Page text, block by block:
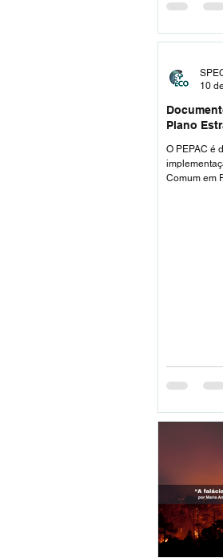
Plano
Portugal
O PEPAC é
Comum em
10